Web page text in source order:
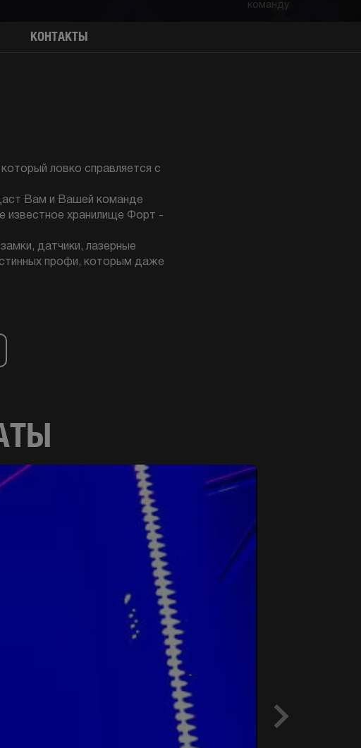
команду
КОНТАКТЫ
ловко справляется с
Вам и Вашей команде
известное хранилище Форт -
датчики, лазерные
профи, которым даже
Next